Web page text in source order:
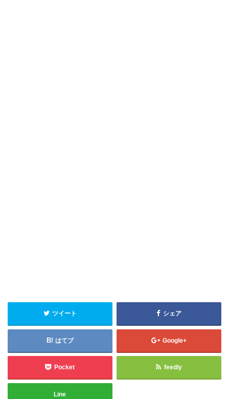
ツイート シェア
はてブ Google+
Pocket feedly
Line